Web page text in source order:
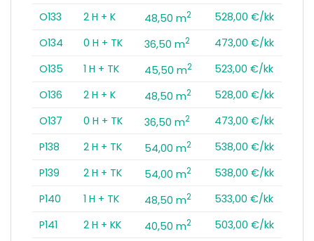
O133
2 H + K 48,50 m2
528,00 €/kk
O134
0 H + TK 36,50 m2
473,00 €/kk
O135
1 H + TK 45,50 m2
523,00 €/kk
O136
2 H + K 48,50 m2
528,00 €/kk
O137
0 H + TK 36,50 m2
473,00 €/kk
P138
2 H + TK 54,00 m2
538,00 €/kk
P139
2 H + TK 54,00 m2
538,00 €/kk
P140
1 H + TK 48,50 m2
533,00 €/kk
P141
2 H + KK 40,50 m2
503,00 €/kk